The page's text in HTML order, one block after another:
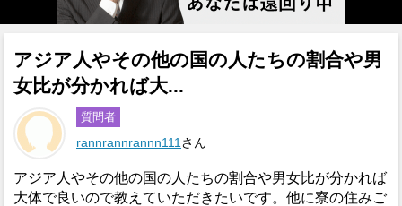
アジア人やその他の国の人たちの割合や男
女比が分かれば大...
質問者
rannrannrannn111 さん
アジア人やその他の国の人たちの割合や男女比が分かれば
大体で良いので教えていただきたいです。他に寮の住みご